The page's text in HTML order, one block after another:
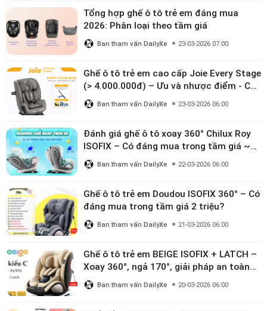
Tổng hợp ghế ô tô trẻ em đáng mua
2026: Phân loại theo tầm giá
Ban tham vấn DailyXe 23-03-2026 07:00
Ghế ô tô trẻ em cao cấp Joie Every Stage
(> 4.000.000đ) – Ưu và nhược điểm - Có
đáng đầu tư cho bé từ 0–12 tuổi?
Ban tham vấn DailyXe 23-03-2026 06:00
Đánh giá ghế ô tô xoay 360° Chilux Roy
ISOFIX – Có đáng mua trong tầm giá ~3
triệu
Ban tham vấn DailyXe 22-03-2026 06:00
Ghế ô tô trẻ em Doudou ISOFIX 360° – Có
đáng mua trong tầm giá 2 triệu?
Ban tham vấn DailyXe 21-03-2026 06:00
Ghế ô tô trẻ em BEIGE ISOFIX + LATCH –
Xoay 360°, ngả 170°, giải pháp an toàn
linh hoạt cho bé 0–10 tuổi
Ban tham vấn DailyXe 20-03-2026 06:00